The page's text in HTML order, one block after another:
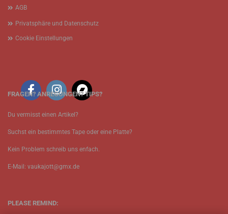
AGB
Privatsphäre und Datenschutz
Cookie Einstellungen
FRAGEN? ANREGUNGEN? TIPS?
Du vermisst einen Artikel?
Suchst ein bestimmtes Tape oder eine Platte?
Kein Problem schreib uns enfach.
E-Mail: vaukajott@gmx.de
PLEASE REMIND: